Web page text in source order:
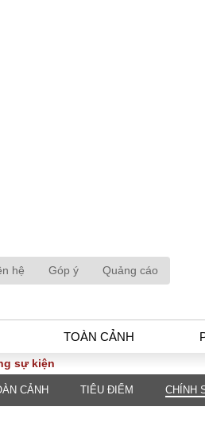
hệ Góp ý Quảng cáo
TOÀN CẢNH
TOÀN CẢNH
sự kiện
CẢNH TIÊU ĐIỂM CHÍNH